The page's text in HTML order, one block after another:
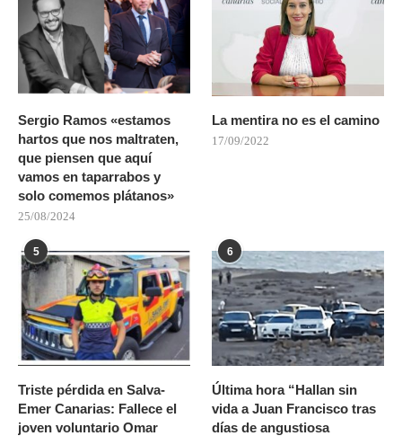
Sergio Ramos «estamos
hartos que nos maltraten,
que piensen que aquí
vamos en taparrabos y
solo comemos plátanos»
25/08/2024
La mentira no es el camino
17/09/2022
5
Triste pérdida en Salva-
Emer Canarias: Fallece el
joven voluntario Omar
6
Última hora “Hallan sin
vida a Juan Francisco tras
días de angustiosa